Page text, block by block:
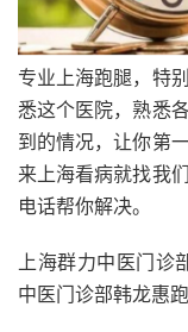
专业上海跑腿，特
悉这个医院，熟悉
到的情况，让你第
来上海看病就找我
电话帮你解决。
上海群力中医门
中医门诊部韩龙惠